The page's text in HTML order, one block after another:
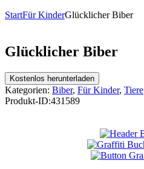
StartFür KinderGlücklicher Biber
Glücklicher Biber
Kostenlos herunterladen
Kategorien: Biber, Für Kinder, Tiere
Produkt-ID:431589